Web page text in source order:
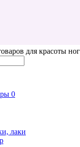
для красоты
0
лаки